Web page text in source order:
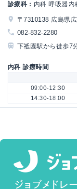
診療科： 内科 呼吸器内
〒7310138 広島県
082-832-2280
下祗園駅から徒歩7
内科 診療時間
09:00-12:30
14:30-18:00